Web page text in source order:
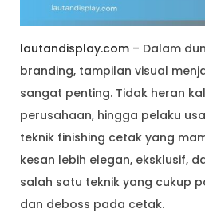
lautandisplay.com – Dalam
branding, tampilan visual
sangat penting. Tidak heran
perusahaan, hingga pelaku
teknik finishing cetak yang
kesan lebih elegan, eksklusif,
salah satu teknik yang cukup
dan deboss pada cetak.